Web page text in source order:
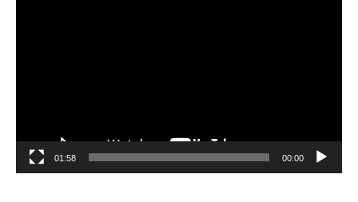
00:00
01:58